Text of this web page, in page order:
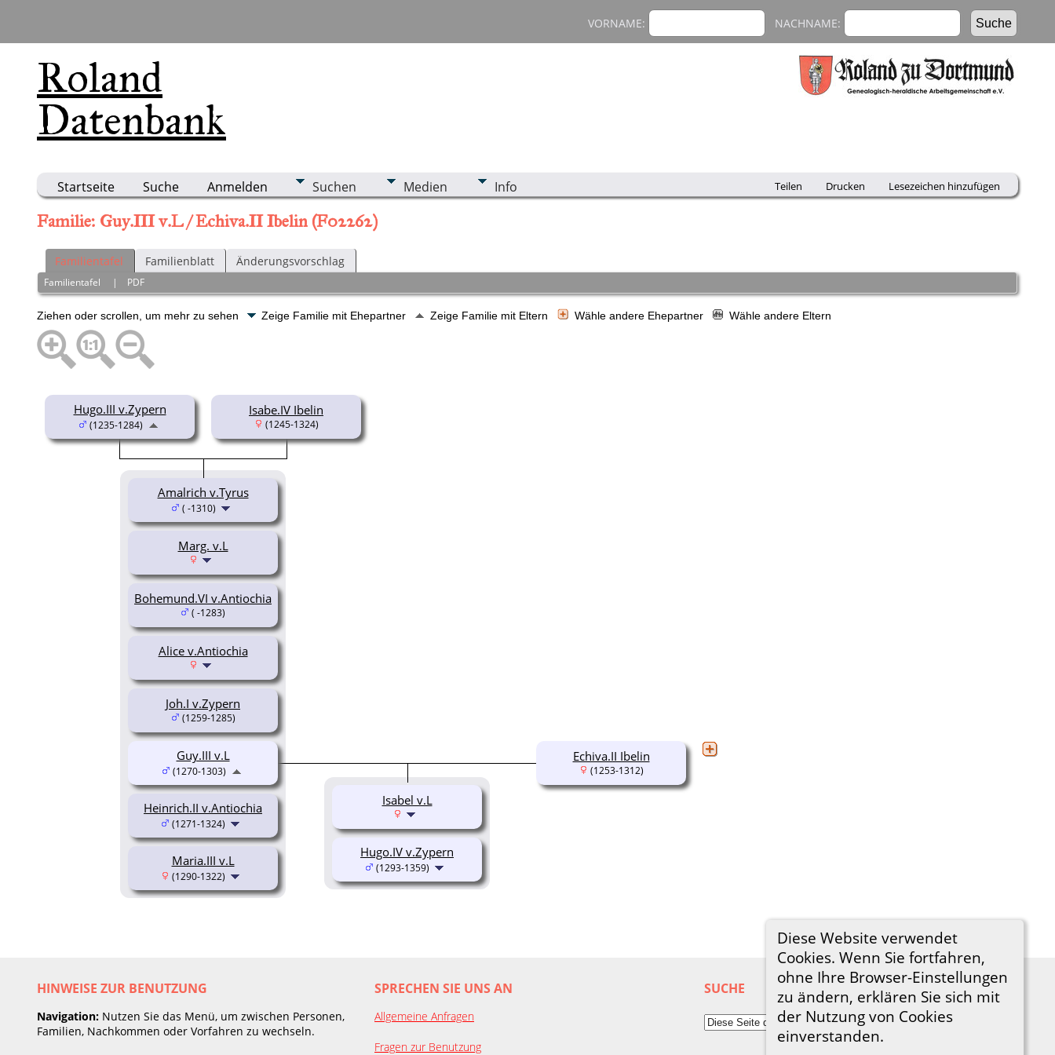
Roland
Datenbank
VORNAME: NACHNAME:
Startseite Suche Anmelden Suchen Medien Info Teilen Drucken Lesezeichen hinzufügen
Diese Website verwendet
Cookies. Wenn Sie fortfahren,
ohne Ihre Browser-Einstellungen
zu ändern, erklären Sie sich mit
der Nutzung von Cookies
einverstanden.
Familie: Guy.III v.L / Echiva.II Ibelin (F02262)
Familientafel Familienblatt Änderungsvorschlag
Familientafel | PDF
Ziehen oder scrollen, um mehr zu sehen Zeige Familie mit Ehepartner Zeige Familie mit Eltern Wähle andere Ehepartner Wähle andere Eltern
Hugo.III v.Zypern
(1235-1284)
Isabe.IV Ibelin
(1245-1324)
Amalrich v.Tyrus
( -1310)
Marg. v.L
Bohemund.VI v.Antiochia
( -1283)
Alice v.Antiochia
Joh.I v.Zypern
(1259-1285)
Heinrich.II v.Antiochia
(1271-1324)
Maria.III v.L
(1290-1322)
Guy.III v.L
(1270-1303)
Echiva.II Ibelin
(1253-1312)
Isabel v.L
Hugo.IV v.Zypern
(1293-1359)
HINWEISE ZUR BENUTZUNG
Navigation: Nutzen Sie das Menü, um zwischen Personen,
Familien, Nachkommen oder Vorfahren zu wechseln.
SPRECHEN SIE UNS AN
Allgemeine Anfragen
Fragen zur Benutzung
SUCHE